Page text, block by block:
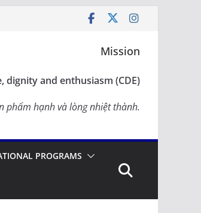
Mission
and enthusiasm (CDE)
phẩm hạnh và lòng nhiệt thành.
PROGRAMS